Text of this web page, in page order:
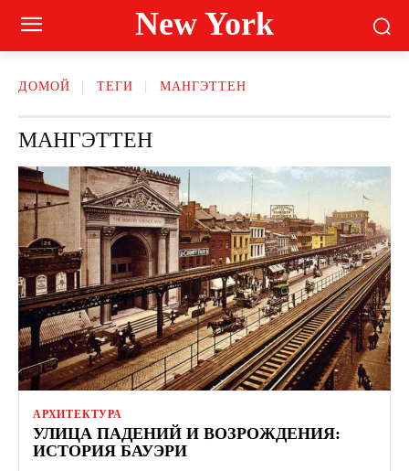
New York
ДОМОЙ ТЕГИ МАНГЭТТЕН
МАНГЭТТЕН
АРХИТЕКТУРА
УЛИЦА ПАДЕНИЙ И ВОЗРОЖДЕНИЯ:
ИСТОРИЯ БАУЭРИ